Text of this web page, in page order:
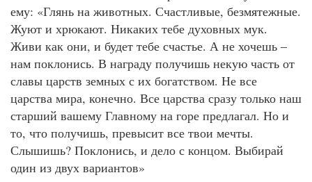
ему: «Глянь на животных. Счастливые, безмятежные.
Жуют и хрюкают. Никаких тебе духовных мук.
Живи как они, и будет тебе счастье. А не хочешь –
нам поклонись. В награду получишь некую часть от
славы царств земных с их богатством. Не все
царства мира, конечно. Все царства сразу только наш
старший вашему Главному на горе предлагал. Но и
то, что получишь, превысит все твои мечты.
Слышишь? Поклонись, и дело с концом. Выбирай
один из двух вариантов»